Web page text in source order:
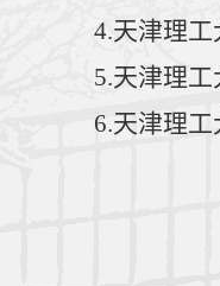
4.天津理
5.天津理工
6.天津理工